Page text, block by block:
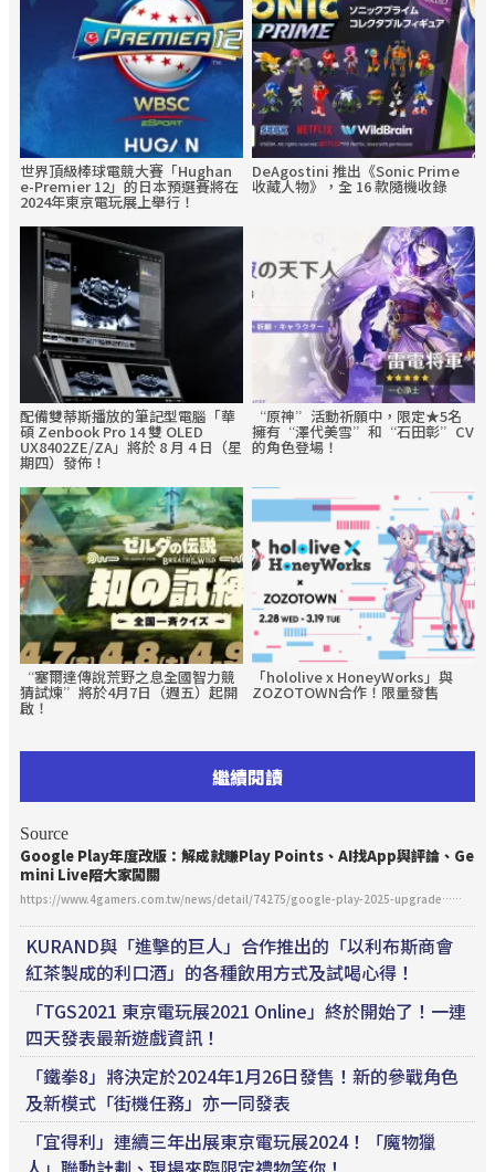
世界頂級棒球電競大賽「Hughan
e-Premier 12」的日本預選賽將在
2024年東京電玩展上舉行！
DeAgostini 推出《Sonic Prime
收藏人物》，全 16 款隨機收錄
配備雙蒂斯播放的筆記型電腦「華
碩 Zenbook Pro 14 雙 OLED
UX8402ZE/ZA」將於 8 月 4 日（星
期四）發佈！
“原神”活動祈願中，限定★5名
擁有“澤代美雪”和“石田彰”CV
的角色登場！
“塞爾達傳說荒野之息全國智力競
猜試煉”將於4月7日（週五）起開
啟！
「hololive x HoneyWorks」與
ZOZOTOWN合作！限量發售
繼續閱讀
Source
Google Play年度改版：解成就賺Play Points、AI找App與評論、Ge
mini Live陪大家闖關
https://www.4gamers.com.tw/news/detail/74275/google-play-2025-upgrade……
KURAND與「進擊的巨人」合作推出的「以利布斯商會
紅茶製成的利口酒」的各種飲用方式及試喝心得！
「TGS2021 東京電玩展2021 Online」終於開始了！一連
四天發表最新遊戲資訊！
「鐵拳8」將決定於2024年1月26日發售！新的參戰角色
及新模式「街機任務」亦一同發表
「宜得利」連續三年出展東京電玩展2024！「魔物獵